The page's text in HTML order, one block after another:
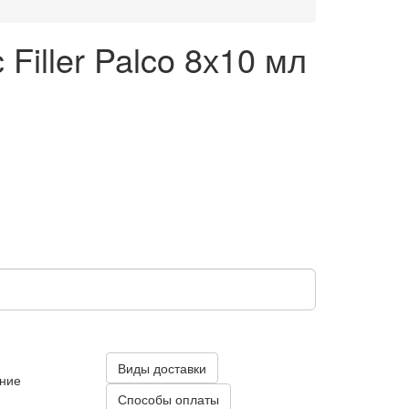
Palco 8х10 мл
Виды доставки
Способы оплаты